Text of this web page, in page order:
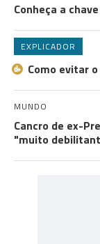
Conheça a
EXPLICADOR
Como evitar
MUNDO
Cancro de ex-
"muito